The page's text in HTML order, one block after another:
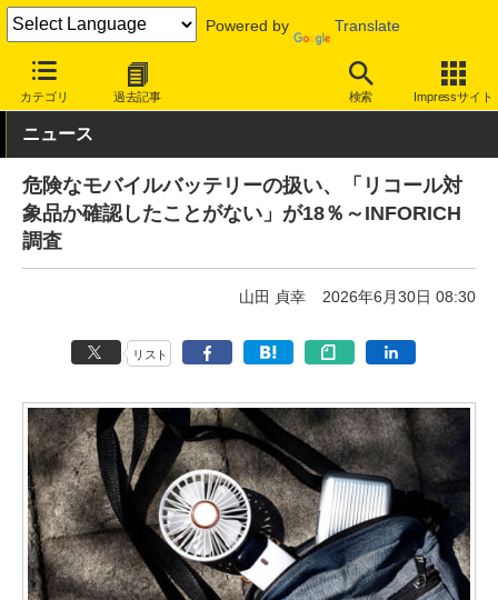
Powered by Translate
カテゴリ 過去記事 検索 Impressサイト
INTERNET Watch ハードウェア
ニュース
危険なモバイルバッテリーの扱い、「リコール対
象品か確認したことがない」が18％～INFORICH
調査
山田 貞幸 2026年6月30日 08:30
リスト